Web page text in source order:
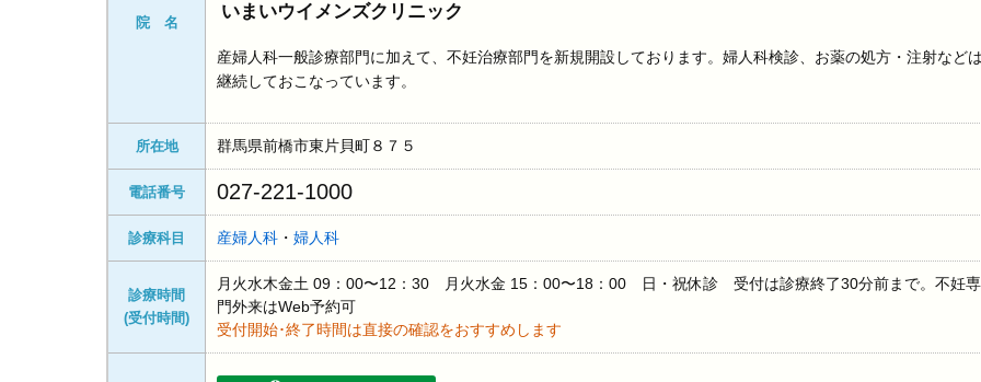
院 名
いまいウイメンズクリニック
産婦人科一般診療部門に加えて、不妊治療部門を新規開設しております。婦人科検診、お薬の処方・注射など
継続しておこなっています。
所在地 群馬県前橋市東片貝町８７５
電話番号 027-221-1000
診療科目 産婦人科 ・ 婦人科
診療時間
(受付時間)
月火水木金土 09：00〜12：30 月火水金 15：00〜18：00 日・祝休診 受付は診療終了30分前まで。不妊専
門外来はWeb予約可
受付開始･終了時間は直接の確認をおすすめします